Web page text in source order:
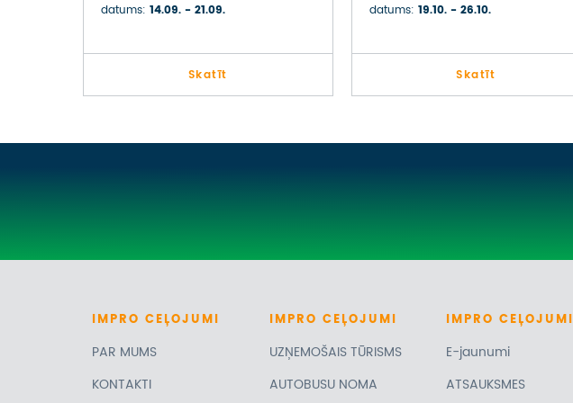
DALMĀCIJĀ
datums: 14.09. - 21.09.
Skatīt
LĀRĀ
datums: 19.10. - 26.10.
Skatīt
IMPRO CEĻOJUMI
PAR MUMS
KONTAKTI
IMPRO CEĻOJUMI
UZŅEMOŠAIS TŪRISMS
AUTOBUSU NOMA
IMPROCEĻOJUMI
E-jaunumi
ATSAUKSMES